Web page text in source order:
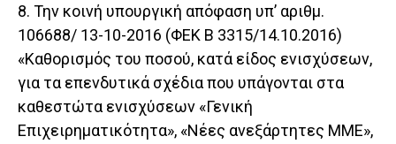
8. Την κοινή υπουργική απόφαση υπ’ αριθμ.
106688/ 13-10-2016 (ΦΕΚ B 3315/14.10.2016)
«Καθορισμός του ποσού, κατά είδος ενισχύσεων,
για τα επενδυτικά σχέδια που υπάγονται στα
καθεστώτα ενισχύσεων «Γενική
Επιχειρηματικότητα», «Νέες ανεξάρτητες ΜΜΕ»,